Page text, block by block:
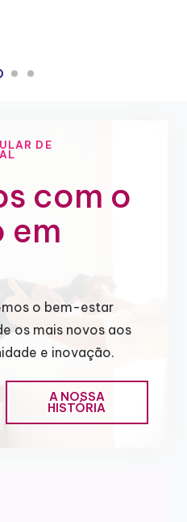
DE
com o
em
o bem-estar
os mais novos aos
e inovação.
A NOSSA
HISTÓRIA